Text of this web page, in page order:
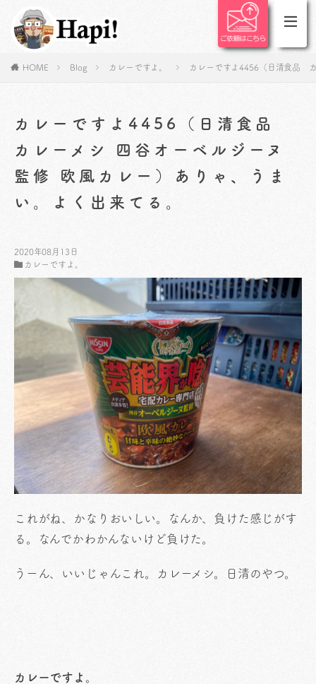
HOME Blog カレーですよ。 カレーですよ4456（日清食品
カレーですよ4456（日清食品
カレーメシ 四谷オーベルジーヌ
監修 欧風カレー）ありゃ、うま
い。よく出来てる。
2020年08月13日
カレーですよ。
これがね、かなりおいしい。なんか、負けた感じがす
る。なんでかわかんないけど負けた。
うーん、いいじゃんこれ。カレーメシ。日清のやつ。
カレーですよ。